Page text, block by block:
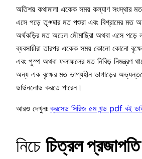
অতিশয় কথামালা একেক সময় কল্যাণ সংস্থার মত
এসে পড়ে তৃঞ্ষার মত পশুরা এবং বিশ্রামের মত
অর্থকড়ির মত অঢেল মৌমাছিরা অথবা এসে পড়ে
ব্যবসায়ীরা তারপর একেক সময় কোনো কোনো
এবং পুস্প অথবা ফলাফলের মত নিবিড় নিমন্ত্রণ
অন্য এক বৃক্ষের মত ভাগ্যহীন ভাগাড়ের
ডাউনলোড করতে পারেন।
আরও দেখুনঃক্রসেড সিরিজ ৫ম খন্ড pdf বই
নিচে চিত্রল প্রজাপতি